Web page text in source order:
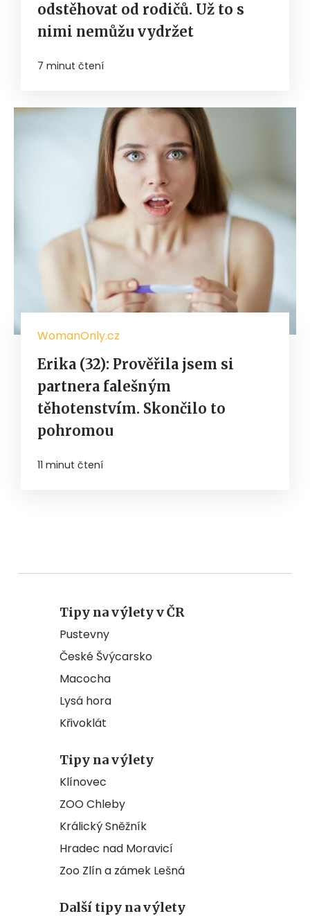
odstěhovat od rodičů. Už to s
nimi nemůžu vydržet
7 minut čtení
WomanOnly.cz
Erika (32): Prověřila jsem si
partnera falešným
těhotenstvím. Skončilo to
pohromou
11 minut čtení
Tipy na výlety v ČR
Pustevny
České Švýcarsko
Macocha
Lysá hora
Křivoklát
Tipy na výlety
Klínovec
ZOO Chleby
Králický Sněžník
Hradec nad Moravicí
Zoo Zlín a zámek Lešná
Další tipy na výlety